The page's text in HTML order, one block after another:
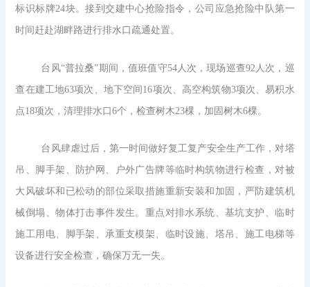
标识标牌24块。接到交建中心抢险指令，公司应急抢险中队第一
时间赶赴湖畔路进行排水口疏通处置。
台风“普拉桑”期间，值班值守54人次，现场巡查92人次，巡
查在建工地63项次、地下空间16项次、高空构筑物3项次、易积水
点18项次，清理排水口6个，检查树木23棵，加固树木6棵。
台风肆虐过后，第一时间做好复工复产安全生产工作，对塔
吊、脚手架、防护网、户外广告牌等临时构筑物进行检查，对被
大风破坏和已松动的部位采取措施重新安装和加固，严防建筑机
械倒塌、物体打击事件发生。重点对排水系统、基坑支护、临时
施工用电、脚手架、承重支模架、临时设施、塔吊、施工电梯等
设备进行安全检查，确保万无一失。